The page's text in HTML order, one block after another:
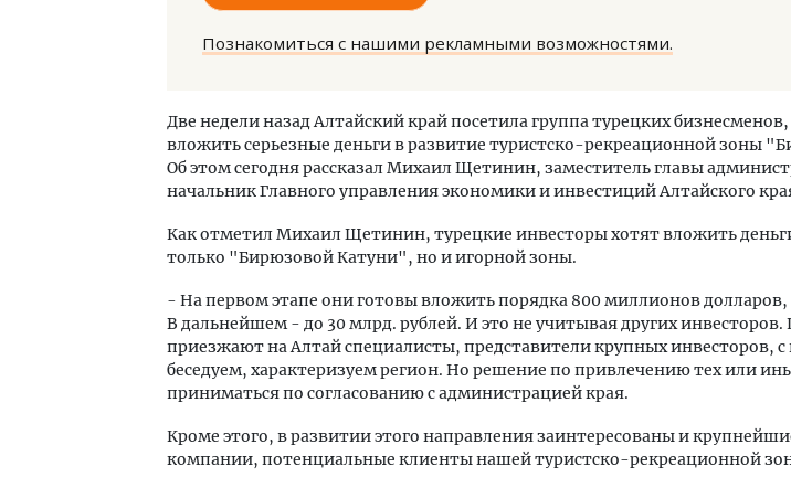
Познакомиться с нашими рекламными возможностями.
Две недели назад Алтайский край посетила группа турецких
вложить серьезные деньги в развитие туристско-рекреационной зоны
Об этом сегодня рассказал Михаил Щетинин, заместитель главы
начальник Главного управления экономики и инвестиций Алтайского
Как отметил Михаил Щетинин, турецкие инвесторы хотят вложить
только "Бирюзовой Катуни", но и игорной зоны.
- На первом этапе они готовы вложить порядка 800 миллионов
В дальнейшем - до 30 млрд. рублей. И это не учитывая других инвесторов.
приезжают на Алтай специалисты, представители крупных инвесторов,
беседуем, характеризуем регион. Но решение по привлечению тех или
приниматься по согласованию с администрацией края.
Кроме этого, в развитии этого направления заинтересованы и
компании, потенциальные клиенты нашей туристско-рекреационной
плитами становится новым
стандартом благоустройства
СТРОИТЕЛЬСТВО